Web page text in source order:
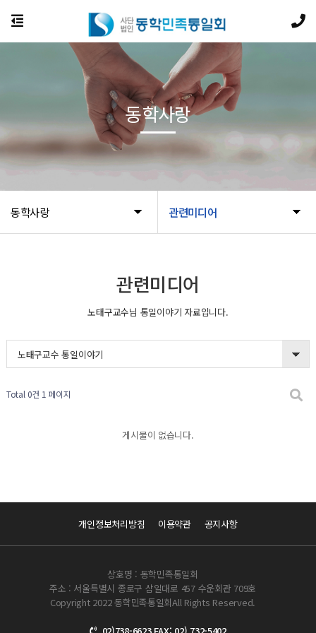
동학사랑 관련미디어
동학사랑
관련미디어
노태구교수님 통일이야기 자료입니다.
노태구교수 통일이야기
Total 0건 1 페이지
게시물이 없습니다.
개인정보처리방침 이용약관 공지사항
상호명 : 동학민족통일회
주소 : 서울특별시 종로구 삼일대로 457 수운회관 709호
Copyright 2022 동학민족통일회All Rights Reserved.